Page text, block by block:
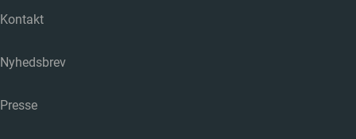
Kontakt
Nyhedsbrev
Presse